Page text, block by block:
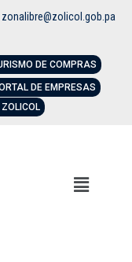
zonalibre@zolicol.gob.pa
DE COMPRAS
DE EMPRESAS